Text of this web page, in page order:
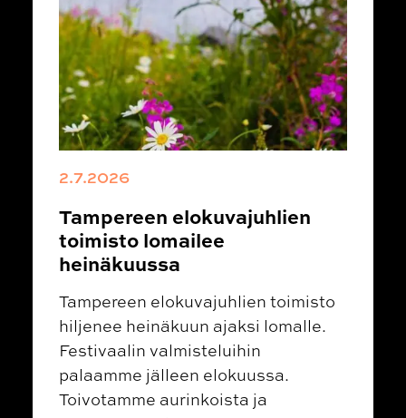
2.7.2026
Tampereen elokuvajuhlien
toimisto lomailee
heinäkuussa
Tampereen elokuvajuhlien toimisto
hiljenee heinäkuun ajaksi lomalle.
Festivaalin valmisteluihin
palaamme jälleen elokuussa.
Toivotamme aurinkoista ja